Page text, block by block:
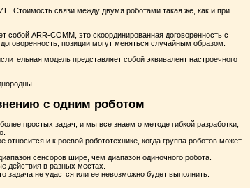
связи между двумя роботами такая же, как и при
собой ARR-COMM, это скоординированная договоренность с
позиции могут меняться случайным образом.
модель представляет собой эквивалент настроечного
с одним роботом
простых задач, и мы все знаем о методе гибкой разработки,
и к роевой робототехнике, когда группа роботов может
сенсоров шире, чем диапазон одиночного робота.
действия в разных местах.
задача не удастся или ее невозможно будет выполнить.